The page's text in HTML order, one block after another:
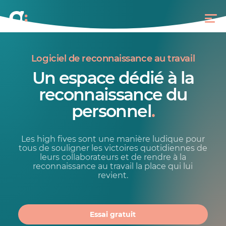
Logiciel de reconnaissance au travail
Un espace dédié à la
reconnaissance du
personnel.
Les high fives sont une manière ludique pour
tous de souligner les victoires quotidiennes de
leurs collaborateurs et de rendre à la
reconnaissance au travail la place qui lui
revient.
Essai gratuit